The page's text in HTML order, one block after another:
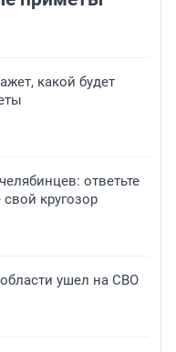
какой будет
ответьте
свой кругозор
ушел на СВО